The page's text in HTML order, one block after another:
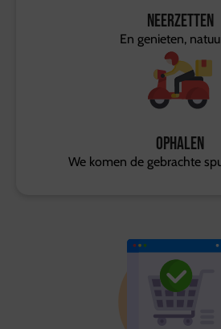
Neerzetten
En genieten,
Ophalen
We komen de gebrachte